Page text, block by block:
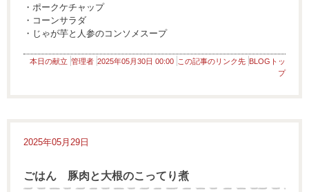
・ポークケチャップ
・コーンサラダ
・じゃが芋と人参のコンソメスープ
本日の献立 管理者 2025年05月30日 00:00 この記事のリンク先 BLOGトッ
プ
2025年05月29日
ごはん 豚肉と大根のこってり煮